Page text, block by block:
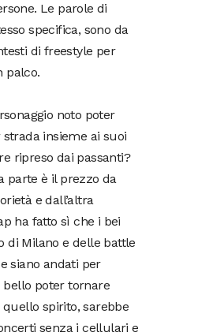
Le parole di
specifica, sono da
di freestyle per
palco.
noto poter
insieme ai suoi
ripreso dai passanti?
parte è il prezzo da
e dall’altra
ha fatto sì che i bei
di Milano e delle battle
siano andati per
bello poter tornare
spirito, sarebbe
senza i cellulari e